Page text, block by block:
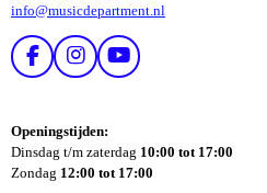
info@musicdepartment.nl
F
B
O
I
T
A
R
Y
U
E
Openingstijden:
Dinsdag t/m zaterdag 10:00 tot 17:00
Zondag 12:00 tot 17:00